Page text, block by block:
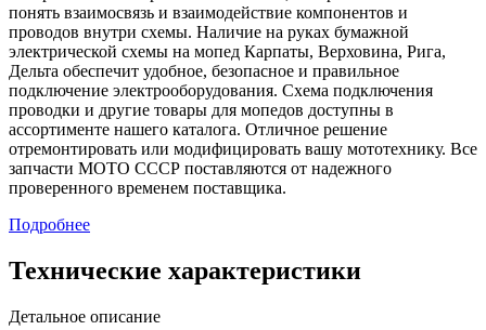
понять взаимосвязь и взаимодействие компонентов и
проводов внутри схемы. Наличие на руках бумажной
электрической схемы на мопед Карпаты, Верховина, Рига,
Дельта обеспечит удобное, безопасное и правильное
подключение электрооборудования. Схема подключения
проводки и другие товары для мопедов доступны в
ассортименте нашего каталога. Отличное решение
отремонтировать или модифицировать вашу мототехнику. Все
запчасти МОТО СССР поставляются от надежного
проверенного временем поставщика.
Подробнее
Технические характеристики
Детальное описание